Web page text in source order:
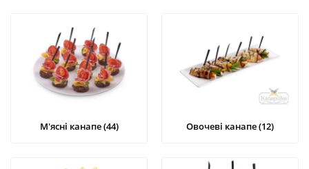
М'ясні канапе (44) Овочеві канапе (12)